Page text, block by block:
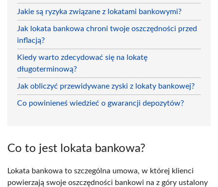
Jakie są ryzyka związane z lokatami bankowymi?
Jak lokata bankowa chroni twoje oszczędności przed
inflacją?
Kiedy warto zdecydować się na lokatę
długoterminową?
Jak obliczyć przewidywane zyski z lokaty bankowej?
Co powinieneś wiedzieć o gwarancji depozytów?
Co to jest lokata bankowa?
Lokata bankowa to szczególna umowa, w której klienci
powierzają swoje oszczędności bankowi na z góry ustalony